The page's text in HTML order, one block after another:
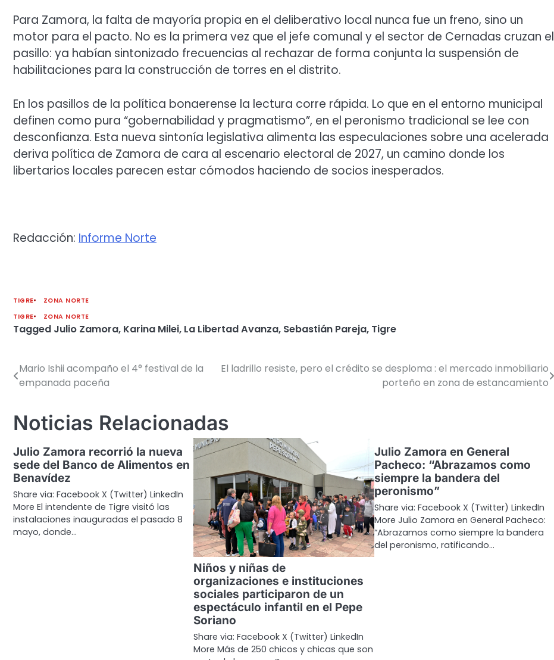
Para Zamora, la falta de mayoría propia en el deliberativo local nunca fue un freno, sino un
motor para el pacto. No es la primera vez que el jefe comunal y el sector de Cernadas cruzan el
pasillo: ya habían sintonizado frecuencias al rechazar de forma conjunta la suspensión de
habilitaciones para la construcción de torres en el distrito.
En los pasillos de la política bonaerense la lectura corre rápida. Lo que en el entorno municipal
definen como pura “gobernabilidad y pragmatismo”, en el peronismo tradicional se lee con
desconfianza. Esta nueva sintonía legislativa alimenta las especulaciones sobre una acelerada
deriva política de Zamora de cara al escenario electoral de 2027, un camino donde los
libertarios locales parecen estar cómodos haciendo de socios inesperados.
Redacción: Informe Norte
TIGRE
ZONA NORTE
TIGRE
ZONA NORTE
Tagged Julio Zamora, Karina Milei, La Libertad Avanza, Sebastián Pareja, Tigre
Navegación
entradas
Mario Ishii acompaño el 4° festival de la
empanada paceña
El ladrillo resiste, pero el crédito se desploma : el mercado inmobiliario
porteño en zona de estancamiento
Noticias Relacionadas
Julio Zamora recorrió la nueva
sede del Banco de Alimentos en
Benavídez
Share via: Facebook X (Twitter) LinkedIn
More El intendente de Tigre visitó las
instalaciones inauguradas el pasado 8
mayo, donde…
Niños y niñas de
organizaciones e instituciones
sociales participaron de un
espectáculo infantil en el Pepe
Soriano
Share via: Facebook X (Twitter) LinkedIn
More Más de 250 chicos y chicas que son
Julio Zamora en General
Pacheco: “Abrazamos como
siempre la bandera del
peronismo”
Share via: Facebook X (Twitter) LinkedIn
More Julio Zamora en General Pacheco:
“Abrazamos como siempre la bandera
del peronismo, ratificando…